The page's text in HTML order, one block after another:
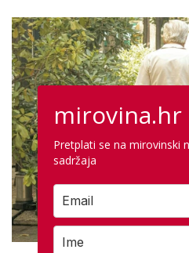
mirovina.hr
Pretplati se na mirovinski
sadržaja